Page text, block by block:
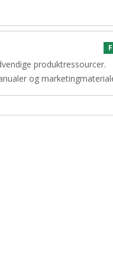
produktressourcer.
og